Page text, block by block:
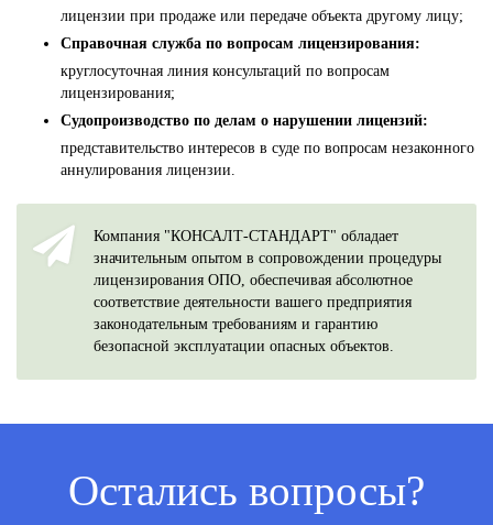
лицензии при продаже или передаче объекта другому лицу;
Справочная служба по вопросам лицензирования:
круглосуточная линия консультаций по вопросам
лицензирования;
Судопроизводство по делам о нарушении лицензий:
представительство интересов в суде по вопросам незаконного
аннулирования лицензии.
Компания "КОНСАЛТ-СТАНДАРТ" обладает
значительным опытом в сопровождении процедуры
лицензирования ОПО, обеспечивая абсолютное
соответствие деятельности вашего предприятия
законодательным требованиям и гарантию
безопасной эксплуатации опасных объектов.
Остались вопросы?